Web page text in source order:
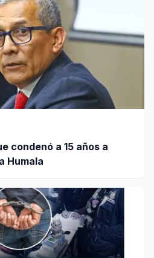
condenó a 15 años a
Humala